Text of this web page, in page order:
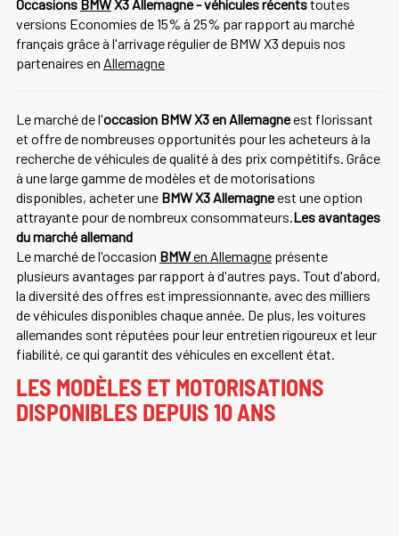
Occasions BMWX3 Allemagne - véhicules récentstoutes
versions Economies de 15% à 25% par rapport au marché
français grâce à l'arrivage régulier de BMW X3 depuis nos
partenaires en Allemagne
Le marché de l'occasion BMW X3 en Allemagneest florissant
et offre de nombreuses opportunités pour les acheteurs à la
recherche de véhicules de qualité à des prix compétitifs. Grâce
à une large gamme de modèles et de motorisations
disponibles, acheter une BMW X3 Allemagneest une option
attrayante pour de nombreux consommateurs.Les avantages
du marché allemand
Le marché de l'occasion BMW en Allemagneprésente
plusieurs avantages par rapport à d'autres pays. Tout d'abord,
la diversité des offres est impressionnante, avec des milliers
de véhicules disponibles chaque année. De plus, les voitures
allemandes sont réputées pour leur entretien rigoureux et leur
fiabilité, ce qui garantit des véhicules en excellent état.
LES MODÈLES ET MOTORISATIONS
DISPONIBLES DEPUIS 10 ANS